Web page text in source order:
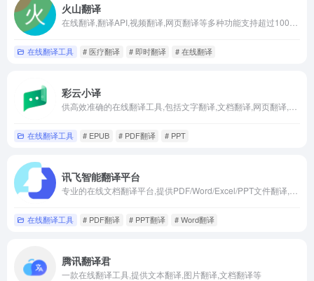
火山翻译
在线翻译工具 # 医疗翻译 # 即时翻译 # 在线翻译
彩云小译
在线翻译工具 # EPUB # PDF翻译 # PPT
讯飞智能翻译平台
在线翻译工具 # PDF翻译 # PPT翻译 # Word翻译
腾讯翻译君
一款在线翻译工具,提供文本翻译,图片翻译,文档翻译等